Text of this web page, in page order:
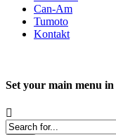
Can-Am
Tumoto
Kontakt
Set your main menu in